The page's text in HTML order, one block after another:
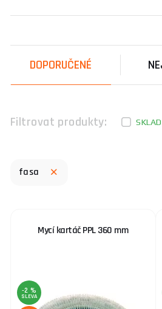
tak, aby poskytovaly dokonalé
kartáčea objevte ideální řešení
Fasa patří mezi přední výrobce
kvalitní materiály, které zaručují
Pokud potřebujete poradit s
DOPORUČENÉ
Filtrovat produkty:
fasa
Mycí kartáč PPL 360 mm
-2 %
SLEVA